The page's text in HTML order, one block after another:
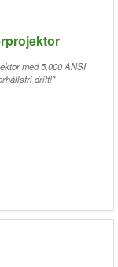
med 5.000 ANSI
drift!"